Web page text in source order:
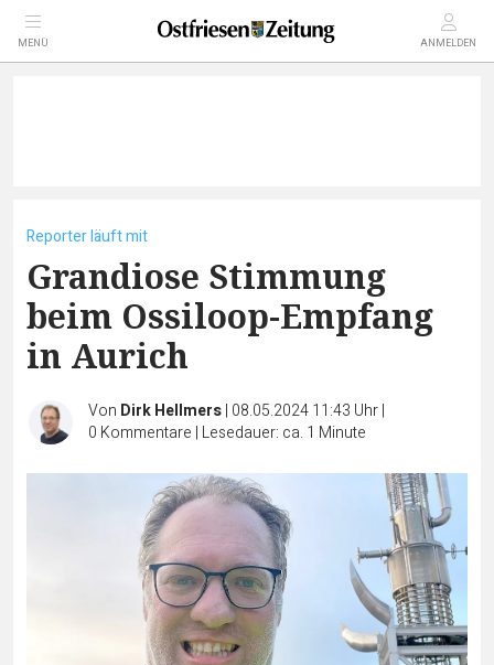
MENÜ ANMELDEN
Reporter läuft mit
Grandiose Stimmung
beim Ossiloop-Empfang
in Aurich
Von Dirk Hellmers| 08.05.2024 11:43 Uhr|
0 Kommentare | Lesedauer: ca. 1 Minute